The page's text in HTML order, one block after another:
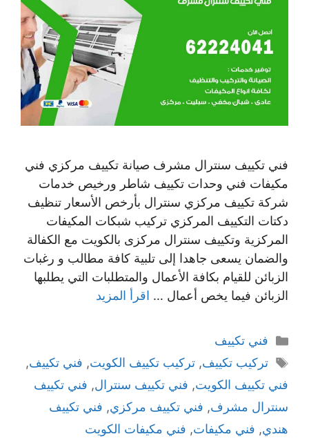
فني تكييف سنترال مشرف صيانة تكييف مركزي فني
مكيفات فني وحدات تكييف شاطر ورخيص خدمات
شركة تكييف مركزي سنترال بأرخص الأسعار تنظيف
دكتات التكييف المركزي تركيب شبكات المكيفات
المركزية وتكييف سنترال مركزى بالكويت مع الكفالة
والضمان يسعى جاهدا إلى تلبية كافة مطالب و رغبات
الزبائن للقيام بكافة الأعمال والمتطلبات التي يطلبها
الزبائن فيما يخص أعمال … اقرأ المزيد
التصنيفات
فني تكييف
الوسوم
تركيب تكييف, تركيب تكييف الكويت, فني تكييف,
فني تكييف الكويت, فني تكييف سنترال, فني تكييف
سنترال مشرف, فني تكييف مركزي, فني تكييف
هندي, فني مكيفات, فني مكيفات الكويت